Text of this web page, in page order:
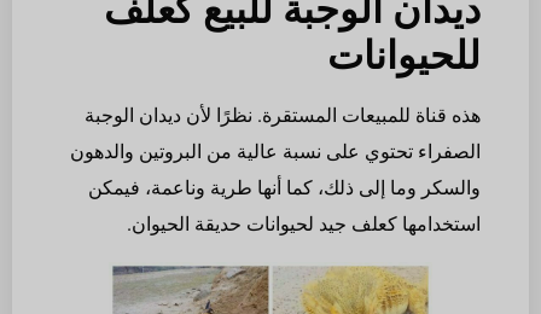
ديدان الوجبة للبيع كعلف
للحيوانات
هذه قناة للمبيعات المستقرة. نظرًا لأن ديدان الوجبة
الصفراء تحتوي على نسبة عالية من البروتين والدهون
والسكر وما إلى ذلك، كما أنها طرية وناعمة، فيمكن
استخدامها كعلف جيد لحيوانات حديقة الحيوان.